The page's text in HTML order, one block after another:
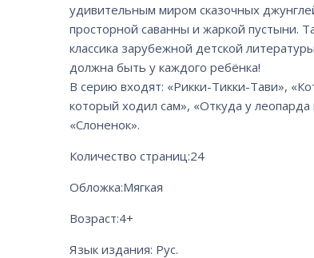
удивительным миром сказочных
просторной саванны и жаркой пустыни.
классика зарубежной детской
должна быть у каждого ребёнка!
В серию входят: «Рикки-Тикки-Тави»,
который ходил сам», «Откуда у леопарда
«Слоненок».
Количество страниц:24
Обложка:Мягкая
Возраст:4+
Язык издания: Рус.